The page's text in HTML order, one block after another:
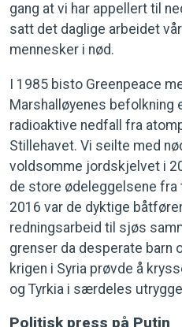
gang at vi har appellert til
satt det daglige arbeidet
mennesker i nød.
I 1985 bisto Greenpeace
Marshalløyenes befolkning
radioaktive nedfall fra
Stillehavet. Vi seilte med
voldsomme jordskjelvet i
de store ødeleggelsene fra
2016 var de dyktige
redningsarbeid til sjøs
grenser da desperate barn
krigen i Syria prøvde å
og Tyrkia i særdeles
Politisk press på Putin